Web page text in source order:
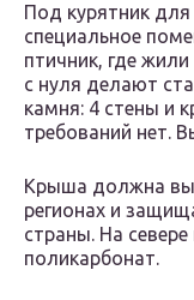
Под курятник
специальное
птичник, где
с нуля делают
камня: 4 стены и
требований нет.
Крыша должна
регионах и
страны. На
поликарбонат.